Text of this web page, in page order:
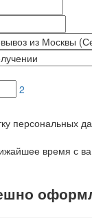
2
персональных
время с